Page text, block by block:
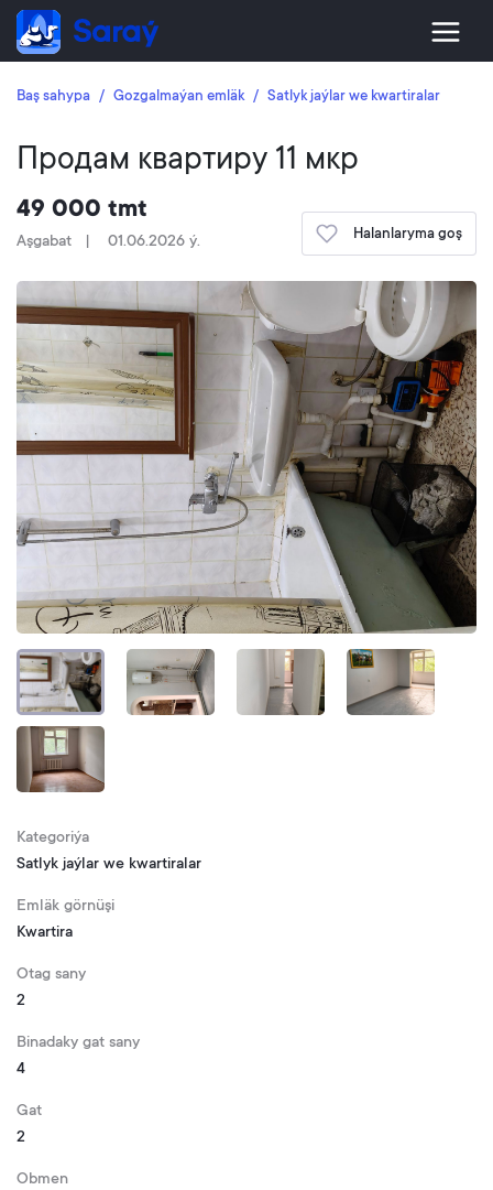
Baş sahypa Gozgalmaýan emläk Satlyk jaýlar we kwartiralar
Продам квартиру 11 мкр
49 000 tmt
Aşgabat 01.06.2026 ý. Halanlaryma goş
Kategoriýa
Satlyk jaýlar we kwartiralar
Emläk görnüşi
Kwartira
Otag sany
2
Binadaky gat sany
4
Gat
2
Obmen